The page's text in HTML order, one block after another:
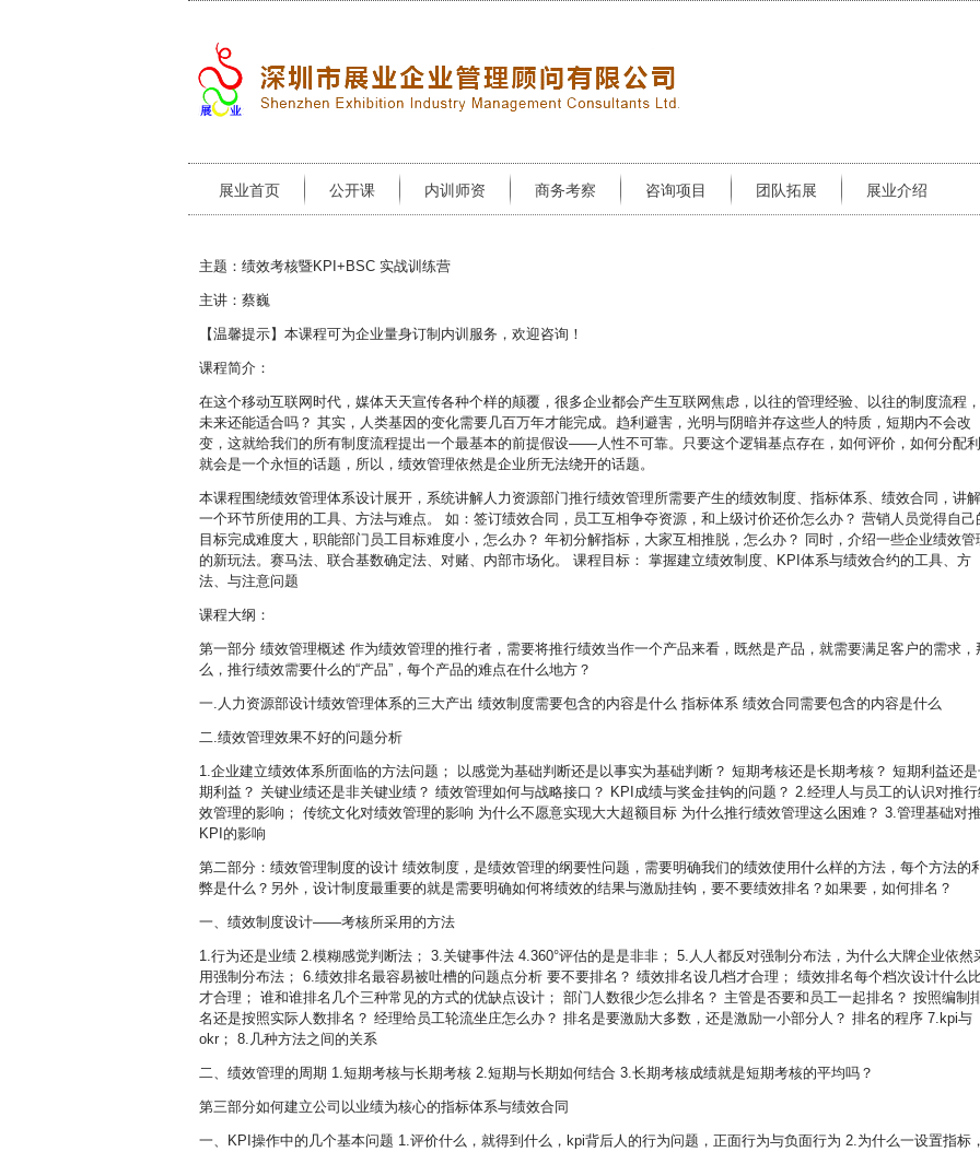
展业首页 公开课 内训师资 商务考察 咨询项目 团队拓展 展业介绍
主题：绩效考核暨KPI+BSC 实战训练营
主讲：蔡巍
【温馨提示】本课程可为企业量身订制内训服务，欢迎咨询！
课程简介：
在这个移动互联网时代，媒体天天宣传各种个样的颠覆，很多企业都会产生互联网焦虑，以往的管理经验、以往的制度流程
未来还能适合吗？ 其实，人类基因的变化需要几百万年才能完成。趋利避害，光明与阴暗并存这些人的特质，短期内不会改
变，这就给我们的所有制度流程提出一个最基本的前提假设——人性不可靠。只要这个逻辑基点存在，如何评价，如何分配
就会是一个永恒的话题，所以，绩效管理依然是企业所无法绕开的话题。
本课程围绕绩效管理体系设计展开，系统讲解人力资源部门推行绩效管理所需要产生的绩效制度、指标体系、绩效合同，讲
一个环节所使用的工具、方法与难点。 如：签订绩效合同，员工互相争夺资源，和上级讨价还价怎么办？ 营销人员觉得自己
目标完成难度大，职能部门员工目标难度小，怎么办？ 年初分解指标，大家互相推脱，怎么办？ 同时，介绍一些企业绩效管
的新玩法。赛马法、联合基数确定法、对赌、内部市场化。 课程目标： 掌握建立绩效制度、KPI体系与绩效合约的工具、方
法、与注意问题
课程大纲：
第一部分 绩效管理概述 作为绩效管理的推行者，需要将推行绩效当作一个产品来看，既然是产品，就需要满足客户的需求，
么，推行绩效需要什么的“产品”，每个产品的难点在什么地方？
一.人力资源部设计绩效管理体系的三大产出 绩效制度需要包含的内容是什么 指标体系 绩效合同需要包含的内容是什么
二.绩效管理效果不好的问题分析
1.企业建立绩效体系所面临的方法问题； 以感觉为基础判断还是以事实为基础判断？ 短期考核还是长期考核？ 短期利益还是
期利益？ 关键业绩还是非关键业绩？ 绩效管理如何与战略接口？ KPI成绩与奖金挂钩的问题？ 2.经理人与员工的认识对推
效管理的影响； 传统文化对绩效管理的影响 为什么不愿意实现大大超额目标 为什么推行绩效管理这么困难？ 3.管理基础对
KPI的影响
第二部分：绩效管理制度的设计 绩效制度，是绩效管理的纲要性问题，需要明确我们的绩效使用什么样的方法，每个方法的
弊是什么？另外，设计制度最重要的就是需要明确如何将绩效的结果与激励挂钩，要不要绩效排名？如果要，如何排名？
一、绩效制度设计——考核所采用的方法
1.行为还是业绩 2.模糊感觉判断法； 3.关键事件法 4.360°评估的是是非非； 5.人人都反对强制分布法，为什么大牌企业依然
用强制分布法； 6.绩效排名最容易被吐槽的问题点分析 要不要排名？ 绩效排名设几档才合理； 绩效排名每个档次设计什么
才合理； 谁和谁排名几个三种常见的方式的优缺点设计； 部门人数很少怎么排名？ 主管是否要和员工一起排名？ 按照编制
名还是按照实际人数排名？ 经理给员工轮流坐庄怎么办？ 排名是要激励大多数，还是激励一小部分人？ 排名的程序 7.kpi与
okr； 8.几种方法之间的关系
二、绩效管理的周期 1.短期考核与长期考核 2.短期与长期如何结合 3.长期考核成绩就是短期考核的平均吗？
第三部分如何建立公司以业绩为核心的指标体系与绩效合同
一、KPI操作中的几个基本问题 1.评价什么，就得到什么，kpi背后人的行为问题，正面行为与负面行为 2.为什么一设置指标，